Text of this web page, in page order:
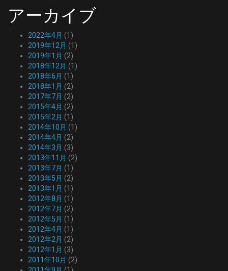
アーカイブ
2022年4月 (1)
2019年12月 (1)
2019年1月 (2)
2018年12月 (1)
2018年6月 (1)
2018年1月 (2)
2017年7月 (2)
2015年4月 (2)
2015年2月 (1)
2014年10月 (1)
2014年4月 (2)
2014年3月 (3)
2013年11月 (2)
2013年7月 (1)
2013年5月 (2)
2013年1月 (1)
2012年8月 (1)
2012年7月 (2)
2012年5月 (1)
2012年4月 (1)
2012年2月 (2)
2012年1月 (3)
2011年10月 (2)